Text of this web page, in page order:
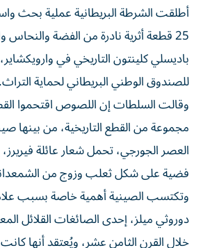
أطلقت الشرطة البريطانية عملية بحث
25 قطعة أثرية نادرة من الفضة
باديسلي كلينتون التاريخي في
للصندوق الوطني البريطاني لحماية التراث.
وقالت السلطات إن اللصوص اقتحموا
مجموعة من القطع التاريخية، من بينها
العصر الجورجي، تحمل شعار عائلة
فضية على شكل ثعلب وزوج من
وتكتسب الصينية أهمية خاصة بسبب
دوروثي ميلز، إحدى الصائغات القلائل
خلال القرن الثامن عشر، ويُعتقد أنها